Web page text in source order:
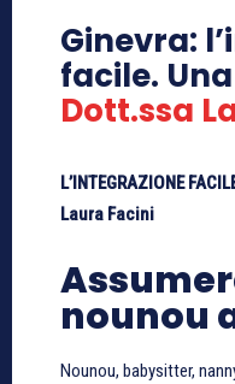
Ginevra:
facile.
Dott.ssa
L’INTEGRAZIONE
Laura Facini
nounou
Nounou, babysitter,